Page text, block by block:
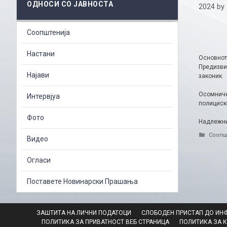
2024 by
законик.
ОДНОСИ СО ЈАВНОСТА
Соопштенија
Настани
Најави
Интервјуа
Фото
Видео
Огласи
Поставете Новинарски Прашања
ЗАШТИТА НА ЛИЧНИ ПОДАТОЦИ СЛОБОДЕН ПРИСТАП ДО
ПОЛИТИКА ЗА ПРИВАТНОСТ ВЕБ СТРАНИЦА
ПОЛИТИКА ЗА